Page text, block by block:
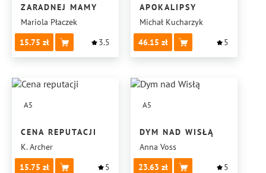
ZARADNEJ MAMY
Mariola Płaczek
15.75
3.5
APOKALIPSY
Michał Kucharzyk
46.15
5
A5
CENA REPUTACJI
K. Archer
15.75
5
A5
DYM NAD WISŁĄ
Anna Voss
23.63
5